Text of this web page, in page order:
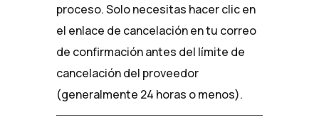
proceso. Solo necesitas hacer clic en
el enlace de cancelación en tu correo
de confirmación antes del límite de
cancelación del proveedor
(generalmente 24 horas o menos).